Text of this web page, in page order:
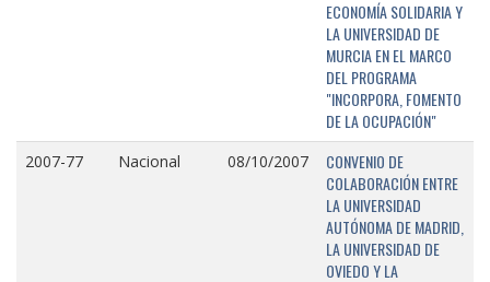
ECONOMÍA SOLIDARIA Y
LA UNIVERSIDAD DE
MURCIA EN EL MARCO
DEL PROGRAMA
"INCORPORA, FOMENTO
DE LA OCUPACIÓN"
2007-77 Nacional 08/10/2007
CONVENIO DE
COLABORACIÓN ENTRE
LA UNIVERSIDAD
AUTÓNOMA DE MADRID,
LA UNIVERSIDAD DE
OVIEDO Y LA